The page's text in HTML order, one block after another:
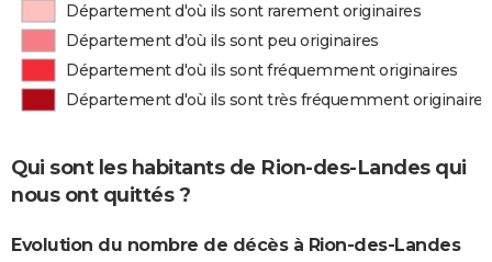
Département d'où ils sont rarement originaires
Département d'où ils sont peu originaires
Département d'où ils sont fréquemment originaires
Département d'où ils sont très fréquemment originaires
Qui sont les habitants de Rion-des-Landes qui
nous ont quittés ?
Evolution du nombre de décès à Rion-des-Landes